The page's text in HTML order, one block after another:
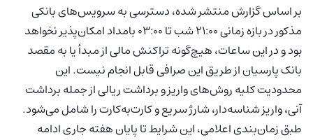
بر اساس گزارش منتشر شده، دسترسی به سرویس‌های بانکی
مذکور در بازه زمانی ۲۱:۰۰ شب تا ۰۳:۰۰ بامداد امکان‌پذیر نخواهد
بود و در این ساعات، هیچ‌گونه تراکنش مالی از مبدأ یا به مقصد
بانک پارسیان از طریق این صرافی قابل انجام نیست. این
محدودیت کلیه روش‌های واریز و برداشت ریالی از جمله برداشت
آنی، واریز شناسه‌دار، شارژ سریع و کارت‌به‌کارت را شامل می‌شود.
طبق زمان‌بندی اعلامی، این شرایط تا پایان هفته جاری ادامه